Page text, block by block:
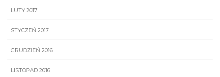
LUTY 2017
STYCZEŃ 2017
GRUDZIEŃ 2016
LISTOPAD 2016